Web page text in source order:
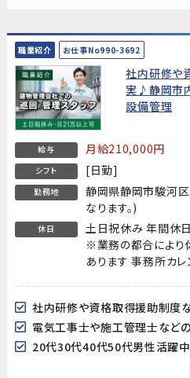
職業紹介 お仕事No990-3692
社内研修や
実♪静岡市
設備管理
給与 月給210,000円
シフト [日勤]
勤務地
静岡県静岡市駿河
なります。)
休日
土日祝休み 年間休
※業務の都合により
あります 事務所カレ
社内研修や資格取得援助制度
20代30代40代50代男性活躍